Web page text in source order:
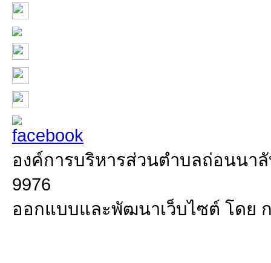
องค์การบริหารส่วนตำบลถ่อนนา
9976
ออกแบบและพัฒนาเว็บไซต์ โดย